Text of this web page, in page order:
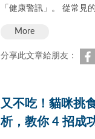
「健康警訊
More
分享此文章給朋友：
又不吃！貓咪挑
析，教你 4 招成